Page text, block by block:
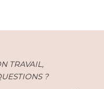
TRAVAIL,
?